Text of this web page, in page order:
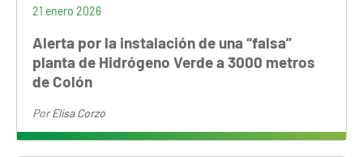
21 enero 2026
Alerta por la instalación de una “falsa”
planta de Hidrógeno Verde a 3000 metros
de Colón
PorElisa Corzo